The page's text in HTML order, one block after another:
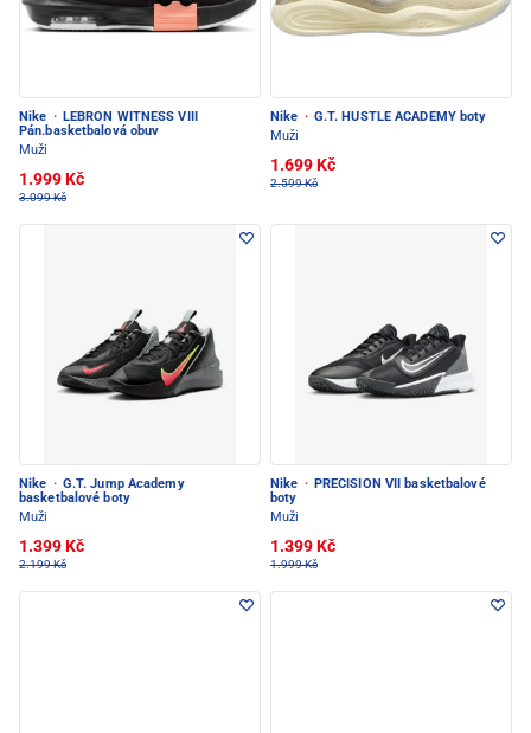
Nike · LEBRON WITNESS VIII
Pán.basketbalová obuv
Muži
1.999 Kč
3.099 Kč
Nike · G.T. HUSTLE ACADEMY boty
Muži
1.699 Kč
2.599 Kč
Nike · G.T. Jump Academy
basketbalové boty
Muži
1.399 Kč
2.199 Kč
Nike · PRECISION VII basketbalové
boty
Muži
1.399 Kč
1.999 Kč